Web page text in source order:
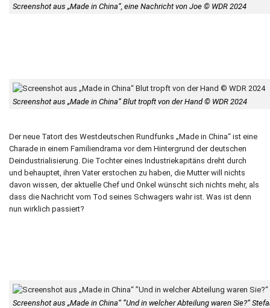
Screenshot aus „Made in China“, eine Nachricht von Joe © WDR 2024
Screenshot aus „Made in China“ Blut tropft von der Hand © WDR 2024
Der neue Tatort des Westdeutschen Rundfunks „Made in China“ ist eine
Charade in einem Familiendrama vor dem Hintergrund der deutschen
Deindustrialisierung. Die Tochter eines Industriekapitäns dreht durch
und behauptet, ihren Vater erstochen zu haben, die Mutter will nichts
davon wissen, der aktuelle Chef und Onkel wünscht sich nichts mehr, als
dass die Nachricht vom Tod seines Schwagers wahr ist. Was ist denn
nun wirklich passiert?
Screenshot aus „Made in China“ ”Und in welcher Abteilung waren Sie?“